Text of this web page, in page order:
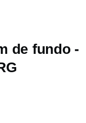
de fundo -